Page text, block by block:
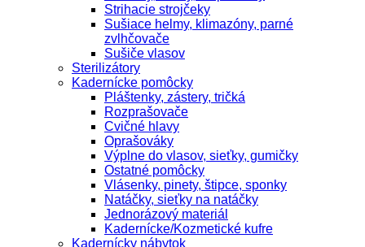
Strihacie strojčeky
Sušiace helmy, klimazóny, parné
zvlhčovače
Sušiče vlasov
Sterilizátory
Kadernícke pomôcky
Pláštenky, zástery, tričká
Rozprašovače
Cvičné hlavy
Oprašováky
Výplne do vlasov, sieťky, gumičky
Ostatné pomôcky
Vlásenky, pinety, štipce, sponky
Natáčky, sieťky na natáčky
Jednorázový materiál
Kadernícke/Kozmetické kufre
Kadernícky nábytok